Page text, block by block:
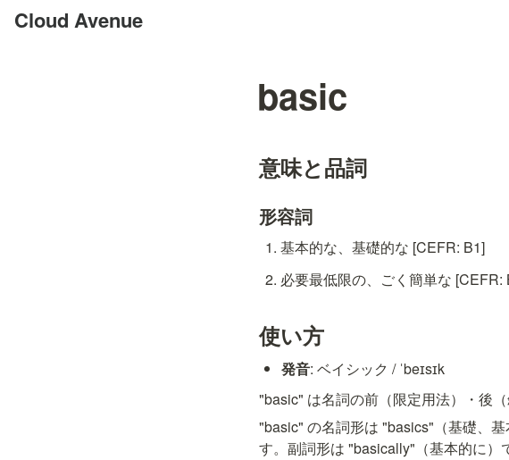
Cloud Avenue
basic
意味と品詞
形容詞
基本的な、基礎的な [CEFR: B1]
必要最低限の、ごく簡単な [CEFR:
使い方
発音: ベイシック / ˈbeɪsɪk
"basic" は名詞の前（限定用法）・後
"basic" の名詞形は "basics"（基礎、
す。副詞形は "basically"（基本的に）